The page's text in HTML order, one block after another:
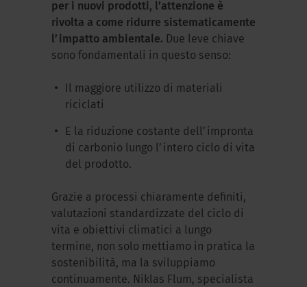
per i nuovi prodotti, l’attenzione è
rivolta a come ridurre sistematicamente
l’impatto ambientale. Due leve chiave
sono fondamentali in questo senso:
Il maggiore utilizzo di materiali
riciclati
E la riduzione costante dell’impronta
di carbonio lungo l’intero ciclo di vita
del prodotto.
Grazie a processi chiaramente definiti,
valutazioni standardizzate del ciclo di
vita e obiettivi climatici a lungo
termine, non solo mettiamo in pratica la
sostenibilità, ma la sviluppiamo
continuamente. Niklas Flum, specialista